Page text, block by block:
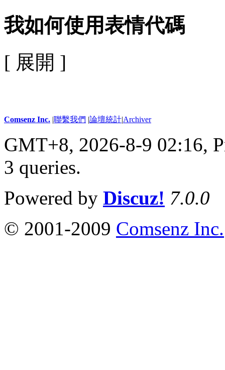
我如何使用表情代碼
[ 展開 ]
Comsenz Inc. |聯繫我們 |論壇統計|Archiver
GMT+8, 2026-8-9 02:16,
3 queries.
Powered by Discuz! 7.0.0
© 2001-2009 Comsenz Inc.